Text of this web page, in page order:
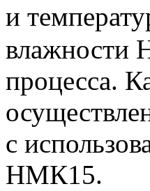
и
влажности
процесса.
с
НМК15.